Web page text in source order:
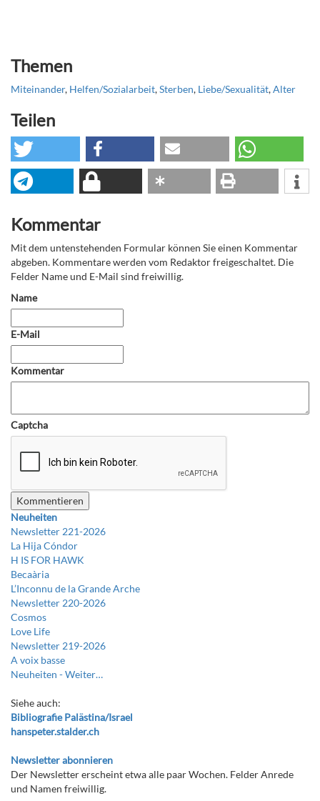
Themen
Miteinander, Helfen/Sozialarbeit,Sterben, Liebe/Sexualität,Alter
Teilen
Kommentar
Mit dem untenstehenden Formular können Sie einen Kommentar
abgeben. Kommentare werden vom Redaktor freigeschaltet. Die
Felder Name und E-Mail sind freiwillig.
Name
E-Mail
Kommentar
Captcha
Neuheiten
Newsletter 221-2026
La Hija Cóndor
H IS FOR HAWK
Becaària
L’Inconnu de la Grande Arche
Newsletter 220-2026
Cosmos
Love Life
Newsletter 219-2026
A voix basse
Neuheiten -Weiter…
Siehe auch:
Bibliografie Palästina/Israel
hanspeter.stalder.ch
Newsletter abonnieren
Der Newsletter erscheint etwa alle paar Wochen. Felder Anrede
und Namen freiwillig.